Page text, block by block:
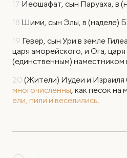
17 Йеошафат, сын Паруаха, в
18 Шими, сын Элы, в (наделе)
19 Гевер, сын Ури в земле
царя аморейского, и Ога,
(единственным) наместником
20 (Жители) Иудеи и Израиля
многочисленны, как песок на
ели, пили и веселились.